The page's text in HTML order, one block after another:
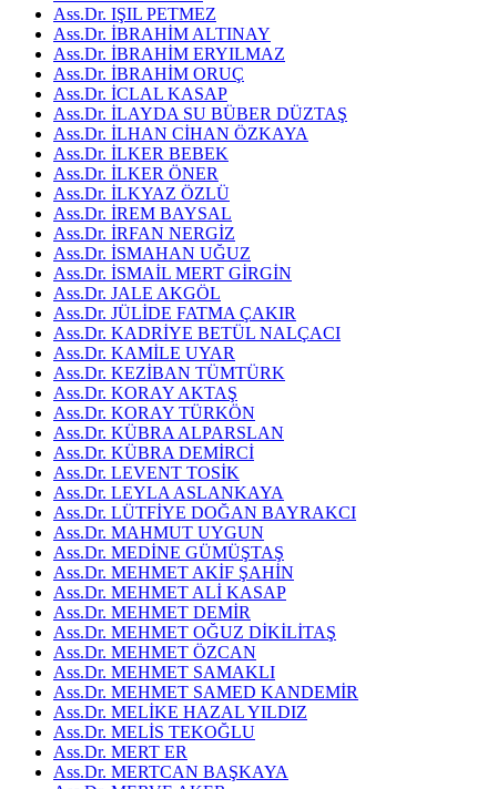
Ass.Dr. IŞIL PETMEZ
Ass.Dr. İBRAHİM ALTINAY
Ass.Dr. İBRAHİM ERYILMAZ
Ass.Dr. İBRAHİM ORUÇ
Ass.Dr. İCLAL KASAP
Ass.Dr. İLAYDA SU BÜBER DÜZTAŞ
Ass.Dr. İLHAN CİHAN ÖZKAYA
Ass.Dr. İLKER BEBEK
Ass.Dr. İLKER ÖNER
Ass.Dr. İLKYAZ ÖZLÜ
Ass.Dr. İREM BAYSAL
Ass.Dr. İRFAN NERGİZ
Ass.Dr. İSMAHAN UĞUZ
Ass.Dr. İSMAİL MERT GİRGİN
Ass.Dr. JALE AKGÖL
Ass.Dr. JÜLİDE FATMA ÇAKIR
Ass.Dr. KADRİYE BETÜL NALÇACI
Ass.Dr. KAMİLE UYAR
Ass.Dr. KEZİBAN TÜMTÜRK
Ass.Dr. KORAY AKTAŞ
Ass.Dr. KORAY TÜRKÖN
Ass.Dr. KÜBRA ALPARSLAN
Ass.Dr. KÜBRA DEMİRCİ
Ass.Dr. LEVENT TOSİK
Ass.Dr. LEYLA ASLANKAYA
Ass.Dr. LÜTFİYE DOĞAN BAYRAKCI
Ass.Dr. MAHMUT UYGUN
Ass.Dr. MEDİNE GÜMÜŞTAŞ
Ass.Dr. MEHMET AKİF ŞAHİN
Ass.Dr. MEHMET ALİ KASAP
Ass.Dr. MEHMET DEMİR
Ass.Dr. MEHMET OĞUZ DİKİLİTAŞ
Ass.Dr. MEHMET ÖZCAN
Ass.Dr. MEHMET SAMAKLI
Ass.Dr. MEHMET SAMED KANDEMİR
Ass.Dr. MELİKE HAZAL YILDIZ
Ass.Dr. MELİS TEKOĞLU
Ass.Dr. MERT ER
Ass.Dr. MERTCAN BAŞKAYA